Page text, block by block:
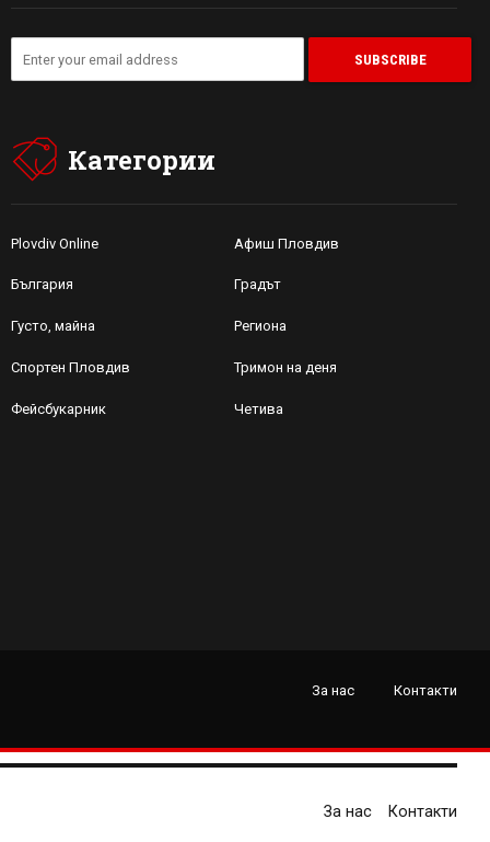
Категории
Plovdiv Online Афиш Пловдив
България Градът
Густо, майна Региона
Спортен Пловдив Тримон на деня
Фейсбукарник Четива
За нас Контакти
За нас Контакти